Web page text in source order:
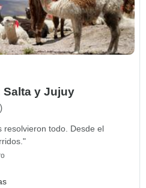
Salta y Jujuy
resolvieron todo. Desde el